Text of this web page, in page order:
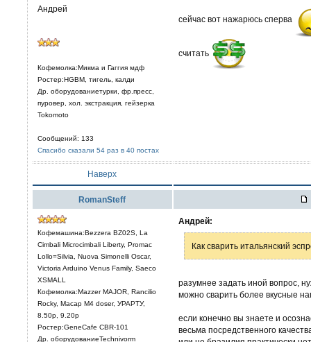
Андрей
Кофемолка:Микма и Гаггия мдф
Ростер:HGBM, тигель, калди
Др. оборудованиетурки, фр.пресс,
пуровер, хол. экстракция, гейзерка
Tokomoto
Сообщений: 133
Спасибо сказали 54 раз в 40 постах
сейчас вот нажарюсь сперва
считать
Наверх
RomanSteff
Кофемашина:Bezzera BZ02S, La
Cimbali Microcimbali Liberty, Promac
Lollo=Silvia, Nuova Simonelli Oscar,
Victoria Arduino Venus Family, Saeco
XSMALL
Кофемолка:Mazzer MAJOR, Rancilio
Rocky, Macap M4 doser, УРАРТУ,
8.50р, 9.20р
Ростер:GeneCafe CBR-101
Др. оборудованиеTechnivorm
Aндрей:
Как сварить итальянский
разумнее задать иной вопрос,
можно сварить более вкусные
если конечно вы знаете и
весьма посредственного